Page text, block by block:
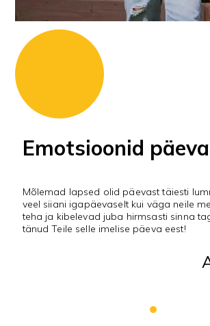
Emotsioonid
Mõlemad lapsed olid päevast täiesti
veel siiani igapäevaselt kui väga neile
teha ja kibelevad juba hirmsasti sinna
tänud Teile selle imelise päeva eest!